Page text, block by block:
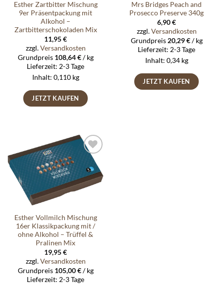
Esther Zartbitter Mischung
9er Präsentpackung mit
Alkohol –
Zartbitterschokoladen Mix
11,95€
zzgl.Versandkosten
Grundpreis 108,64€/kg
Lieferzeit: 2-3 Tage
Inhalt: 0,110 kg
JETZT KAUFEN
Mrs Bridges Peach and
Prosecco Preserve 340g
6,90€
zzgl.Versandkosten
Grundpreis 20,29€/kg
Lieferzeit: 2-3 Tage
Inhalt: 0,34 kg
JETZT KAUFEN
Auf die
Wunschliste
Esther Vollmilch Mischung
16er Klassikpackung mit /
ohne Alkohol – Trüffel &
Pralinen Mix
19,95€
zzgl.Versandkosten
Grundpreis 105,00€/kg
Lieferzeit: 2-3 Tage